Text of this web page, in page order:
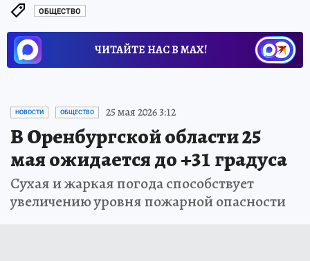
ОБЩЕСТВО
НОВОСТИ ОБЩЕСТВО 25 мая 2026 3:12
В Оренбургской области 25
мая ожидается до +31 градуса
Сухая и жаркая погода способствует